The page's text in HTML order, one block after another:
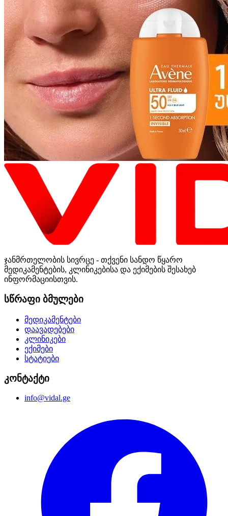
ჯანმრთელობის სივრცე - თქვენი სანდო წყარო
მედიკამენტების, კლინიკებისა და ექიმების შესახებ
ინფორმაციისთვის.
სწრაფი ბმულები
მედიკამენტები
დაავადებები
კლინიკები
ექიმები
სტატიები
კონტაქტი
info@vidal.ge